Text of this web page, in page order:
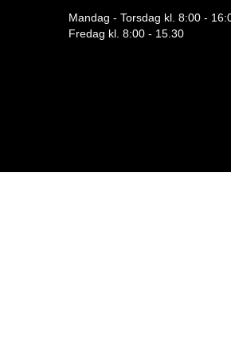
Mandag - Torsdag kl. 8:00 -
Fredag kl. 8:00 - 15.30